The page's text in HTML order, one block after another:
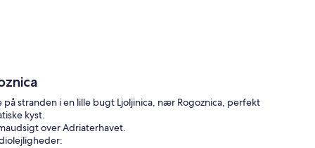
stranden i en lille bugt Ljoljinica, nær Rogoznica, perfekt
kyst.
over Adriaterhavet.